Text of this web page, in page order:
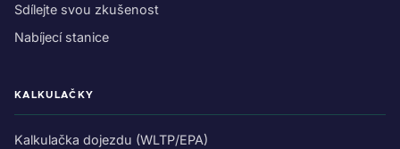
Sdílejte svou zkušenost
Nabíjecí stanice
KALKULAČKY
Kalkulačka dojezdu (WLTP/EPA)